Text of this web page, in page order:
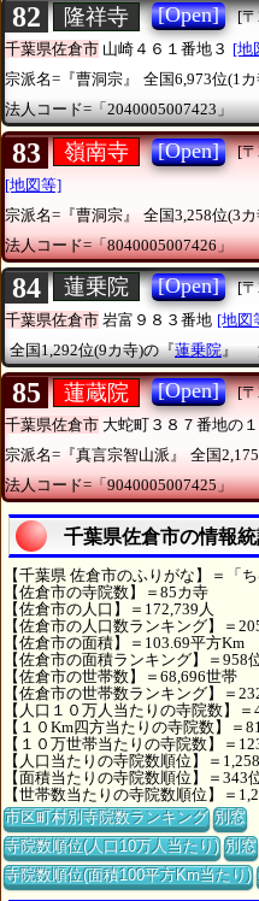
82 隆祥寺 [Open]
[
千葉県佐倉市 山崎４６１番地３ [地
宗派名=『曹洞宗』
全国6,973位(1
法人コード=「2040005007423」
83 嶺南寺 [Open] [
[地図等]
宗派名=『曹洞宗』
全国3,258位(3
法人コード=「8040005007426」
84 蓮乗院 [Open]
[
千葉県佐倉市 岩富９８３番地 [地図
全国1,292位(9カ寺)の『蓮乗院』
85 蓮蔵院 [Open]
[
千葉県佐倉市 大蛇町３８７番地の１
宗派名=『真言宗智山派』
全国
法人コード=「9040005007425」
千葉県佐倉市の情報
【千葉県 佐倉市のふりがな】＝「
【佐倉市の寺院数】＝85カ寺
【佐倉市の人口】＝172,739人
【佐倉市の人口数ランキング】＝
【佐倉市の面積】＝103.69平方Km
【佐倉市の面積ランキング】＝958
【佐倉市の世帯数】＝68,696世帯
【佐倉市の世帯数ランキング】＝
【人口１０万人当たりの寺院数】＝
【１０Km四方当たりの寺院数】＝
【１０万世帯当たりの寺院数】＝
【人口当たりの寺院数順位】＝
【面積当たりの寺院数順位】＝343
【世帯数当たりの寺院数順位】＝
市区町村別寺院数ランキング 別窓
寺院数順位(人口10万人当たり) 別窓
寺院数順位(面積100平方Km当たり)